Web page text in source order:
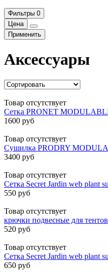
Фильтры 0
Цена
Применить
Аксессуары
Товар отсутствует
Сетка PRONET
1600 руб
Товар отсутствует
Сушилка PRODRY
3400 руб
Товар отсутствует
Сетка Secret Jardin web plant
550 руб
Товар отсутствует
крючки подвесные для
520 руб
Товар отсутствует
Сетка Secret Jardin web plant
650 руб